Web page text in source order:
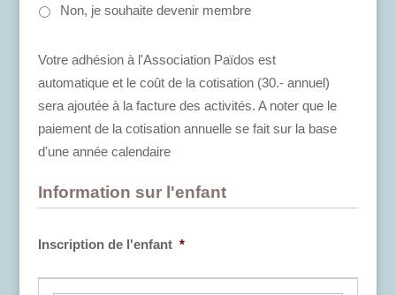
Non, je souhaite devenir membre
Votre adhésion à l'Association Païdos est
automatique et le coût de la cotisation (30.- annuel)
sera ajoutée à la facture des activités. A noter que le
paiement de la cotisation annuelle se fait sur la base
d'une année calendaire
Information sur l'enfant
Inscription de l'enfant *